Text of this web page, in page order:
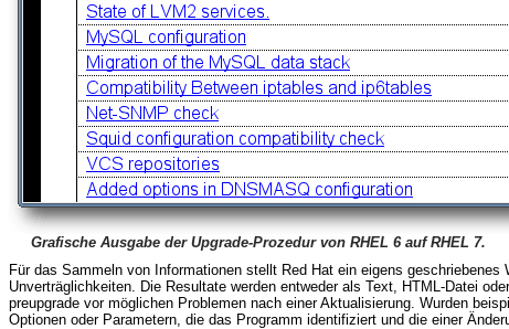
Grafische Ausgabe der Upgrade-Prozedur von RHEL 6 auf RHEL 7.
Für das Sammeln von Informationen stellt Red Hat ein eigens
Unverträglichkeiten. Die Resultate werden entweder als Text, HTML-Datei
preupgrade vor möglichen Problemen nach einer Aktualisierung. Wurden
Optionen oder Parametern, die das Programm identifiziert und die einer